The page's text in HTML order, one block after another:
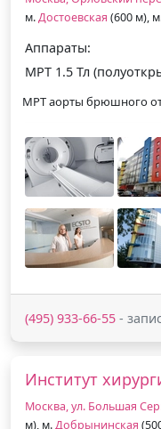
м.Достоевская (600 м),
Аппараты:
МРТ 1.5 Тл
МРТ аорты брюшного
(495) 933-66-55 -
Институт
Москва, ул. Большая
м), м.Добрынинская